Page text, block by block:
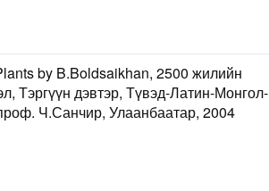
by B.Boldsaikhan, 2500 жилийн
Тэргүүн дэвтэр, Түвэд-Латин-Монгол-
Ч.Санчир, Улаанбаатар, 2004